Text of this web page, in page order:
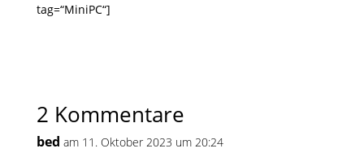
tag=“MiniPC“]
2 Kommentare
bed am 11. Oktober 2023 um 20:24